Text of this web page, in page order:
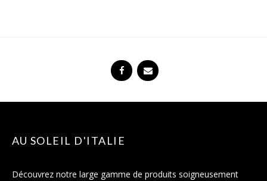
AU SOLEIL D'ITALIE
Découvrez notre large gamme de produits soigneusement